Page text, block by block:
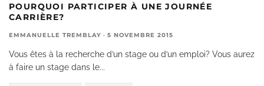
POURQUOI PARTICIPER À UNE JOURNÉE
CARRIÈRE?
EMMANUELLE TREMBLAY · 5 NOVEMBRE 2015
Vous êtes à la recherche d’un stage ou d’un emploi? Vous aurez
à faire un stage dans le...